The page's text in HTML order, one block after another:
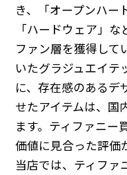
き、「オープンハー
「ハードウェア」
ファン層を獲得して
いたグラジュエイテ
に、存在感のあるデ
せたアイテムは、国
ます。ティファニー
価値に見合った評価
当店では、ティファ